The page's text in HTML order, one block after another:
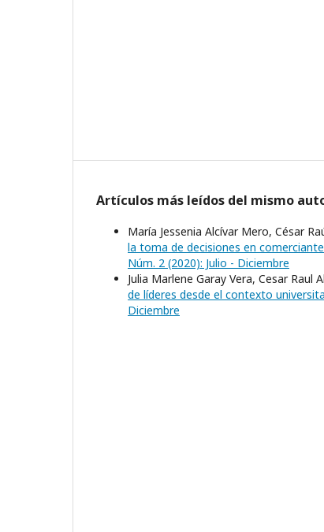
Artículos más leídos del mismo
María Jessenia Alcívar Mero, César
la toma de decisiones en
Núm. 2 (2020): Julio - Diciembre
Julia Marlene Garay Vera, Cesar Raul
de líderes desde el contexto
Diciembre